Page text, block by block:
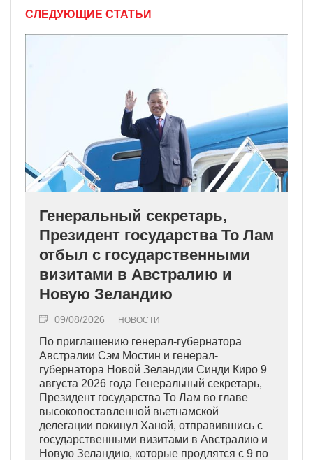
СЛЕДУЮЩИЕ СТАТЬИ
Генеральный секретарь,
Президент государства То Лам
отбыл с государственными
визитами в Австралию и
Новую Зеландию
09/08/2026 НОВОСТИ
По приглашению генерал-губернатора
Австралии Сэм Мостин и генерал-
губернатора Новой Зеландии Синди Киро 9
августа 2026 года Генеральный секретарь,
Президент государства То Лам во главе
высокопоставленной вьетнамской
делегации покинул Ханой, отправившись с
государственными визитами в Австралию и
Новую Зеландию, которые продлятся с 9 по